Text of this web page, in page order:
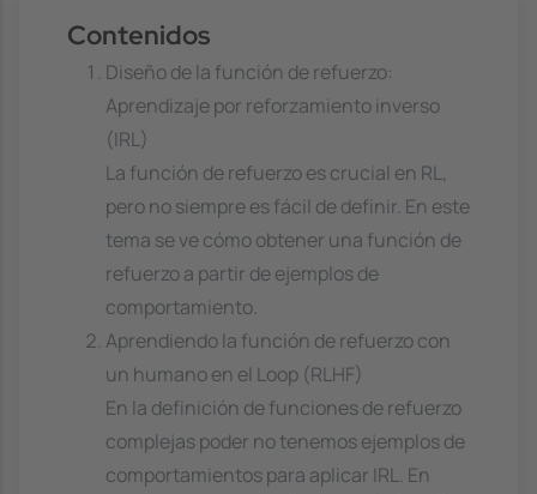
Contenidos
Diseño de la función de refuerzo:
Aprendizaje por reforzamiento inverso
(IRL)
La función de refuerzo es crucial en RL,
pero no siempre es fácil de definir. En este
tema se ve cómo obtener una función de
refuerzo a partir de ejemplos de
comportamiento.
Aprendiendo la función de refuerzo con
un humano en el Loop (RLHF)
En la definición de funciones de refuerzo
complejas poder no tenemos ejemplos de
comportamientos para aplicar IRL. En